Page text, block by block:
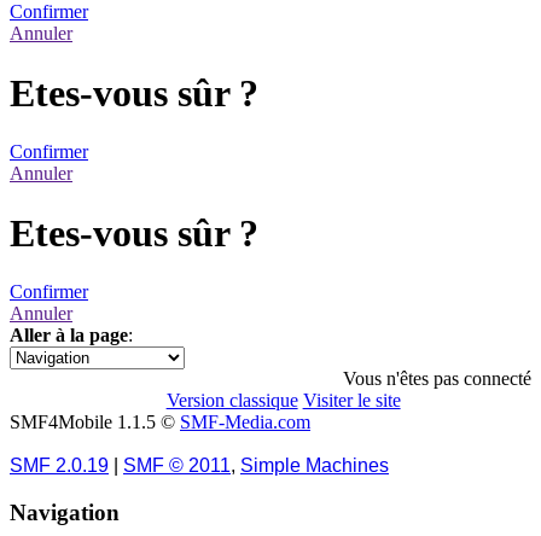
Confirmer
Annuler
Etes-vous sûr ?
Confirmer
Annuler
Etes-vous sûr ?
Confirmer
Annuler
Aller à la page:
1
Vous n'êtes pas connecté
Version classique Visiter le site
SMF4Mobile 1.1.5 © SMF-Media.com
SMF 2.0.19 SMF © 2011, Simple Machines
Navigation